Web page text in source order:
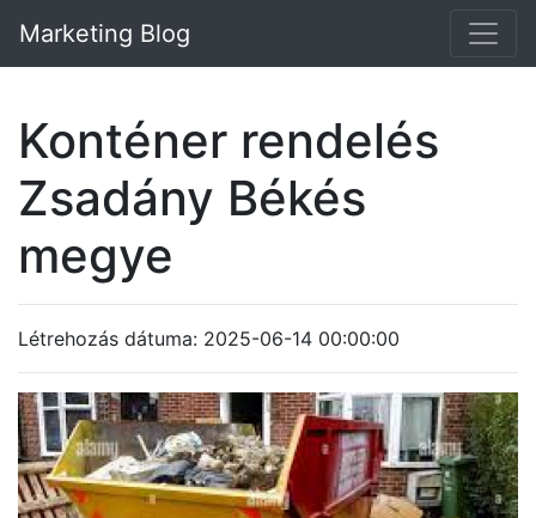
Marketing Blog
Konténer rendelés
Zsadány Békés
megye
Létrehozás dátuma: 2025-06-14 00:00:00